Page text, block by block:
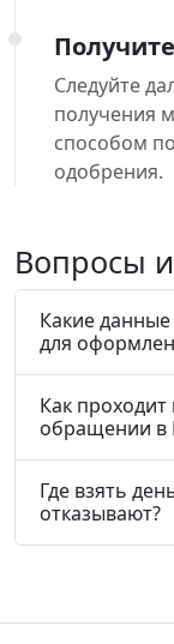
Следуйте
получения
способом
одобрения.
Вопросы
Какие
для
Как
обращении
Где взять
отказывают?